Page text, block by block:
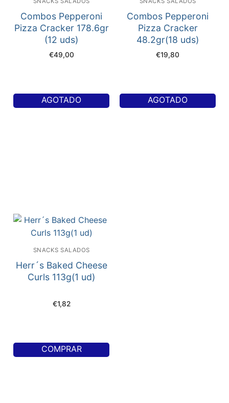
Combos Pepperoni
Pizza Cracker 178.6gr
(12 uds)
€49,00
AGOTADO
Combos Pepperoni
Pizza Cracker
48.2gr(18 uds)
€19,80
AGOTADO
SNACKS SALADOS
Herr´s Baked Cheese
Curls 113g(1 ud)
€1,82
COMPRAR